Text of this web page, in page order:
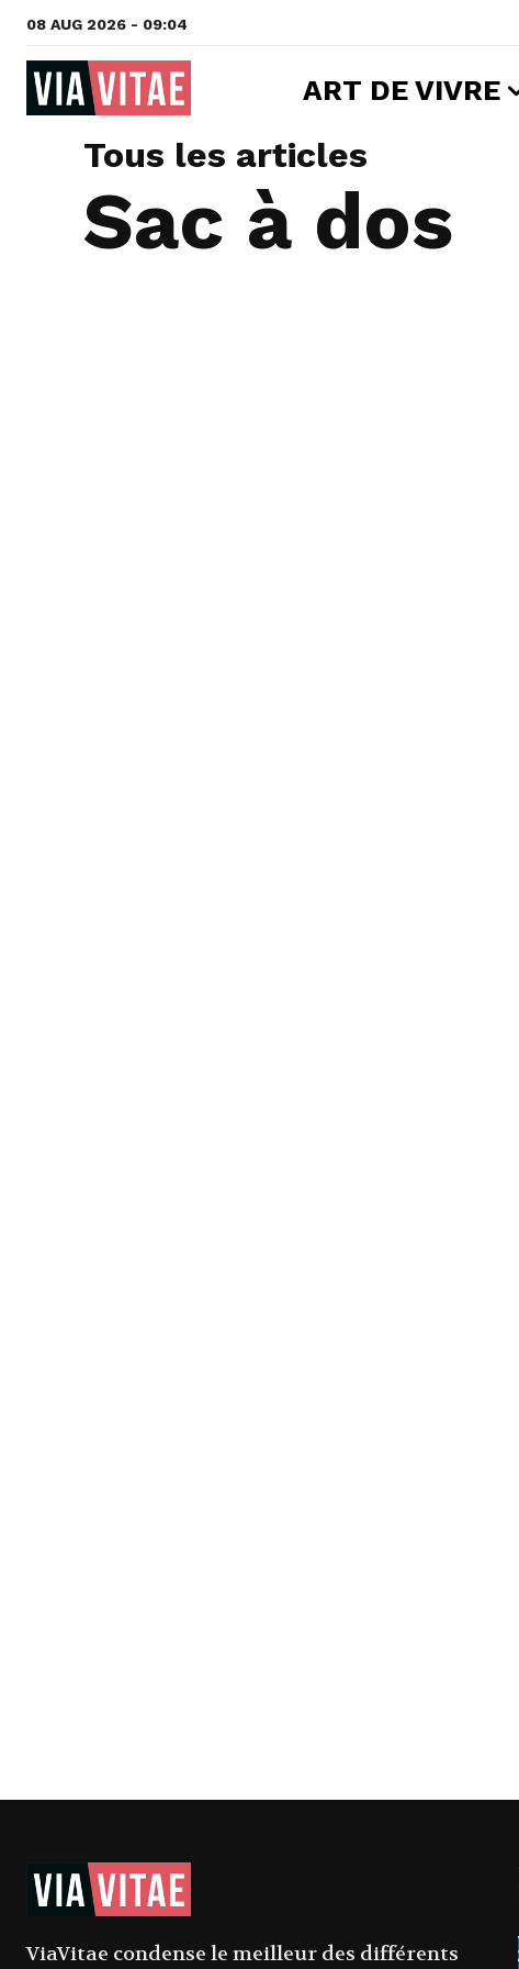
08 AUG 2026 - 09:04
ART DE VIVRE
Tous les articles
Sac à dos
ViaVitae condense le meilleur des différents